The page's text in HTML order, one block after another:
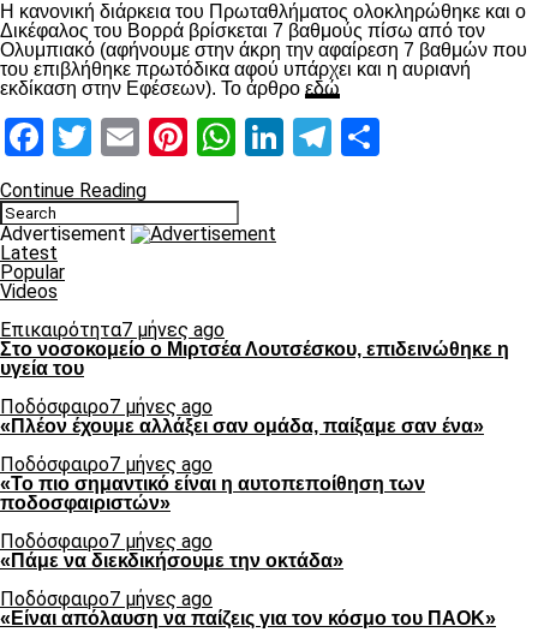
Η κανονική διάρκεια του Πρωταθλήματος ολοκληρώθηκε και ο
Δικέφαλος του Βορρά βρίσκεται 7 βαθμούς πίσω από τον
Ολυμπιακό (αφήνουμε στην άκρη την αφαίρεση 7 βαθμών που
του επιβλήθηκε πρωτόδικα αφού υπάρχει και η αυριανή
εκδίκαση στην Εφέσεων). Το άρθρο εδώ
Facebook
Twitter
EmailPinterest
WhatsApp
LinkedIn
Telegram
Continue Reading
Advertisement
Latest
Popular
Videos
Επικαιρότητα7 μήνες ago
Στο νοσοκομείο ο Μιρτσέα Λουτσέσκου, επιδεινώθηκε η
υγεία του
Ποδόσφαιρο7 μήνες ago
«Πλέον έχουμε αλλάξει σαν ομάδα, παίξαμε σαν ένα»
Ποδόσφαιρο7 μήνες ago
«Το πιο σημαντικό είναι η αυτοπεποίθηση των
ποδοσφαιριστών»
Ποδόσφαιρο7 μήνες ago
«Πάμε να διεκδικήσουμε την οκτάδα»
Ποδόσφαιρο7 μήνες ago
«Είναι απόλαυση να παίζεις για τον κόσμο του ΠΑΟΚ»